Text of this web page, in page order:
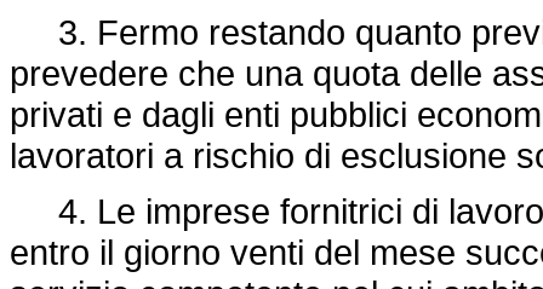
3. Fermo restando quanto
prevedere che una quota delle
privati e dagli enti pubblici
lavoratori a rischio di esclusione
4. Le imprese fornitrici di
entro il giorno venti del mese